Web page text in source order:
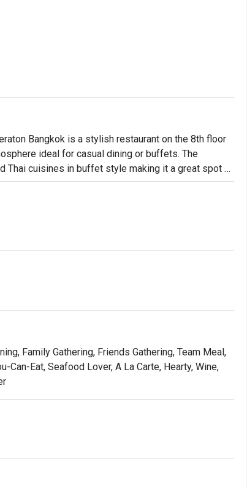
Bangkok is a stylish restaurant on the 8th floor
ideal for casual dining or buffets. The
Thai cuisines in buffet style making it a great spot
Family Gathering, Friends Gathering, Team Meal,
Can-Eat, Seafood Lover, A La Carte, Hearty, Wine,